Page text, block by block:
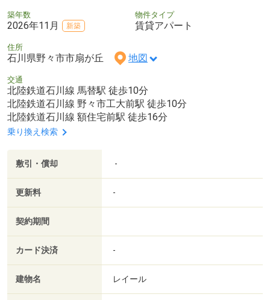
築年数
2026年11月 新築
物件タイプ
賃貸アパート
住所
石川県野々市市扇が丘 地図
交通
北陸鉄道石川線 馬替駅 徒歩10分
北陸鉄道石川線 野々市工大前駅 徒歩10分
北陸鉄道石川線 額住宅前駅 徒歩16分
乗り換え検索
敷引・償却 -
更新料 -
契約期間
カード決済 -
建物名 レイール